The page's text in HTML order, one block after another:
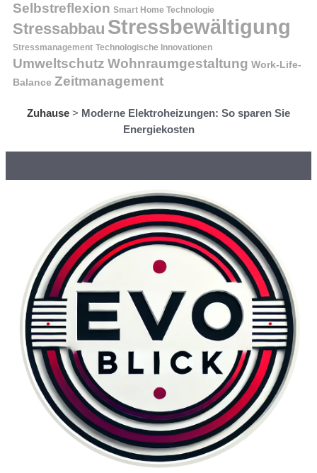
Selbstreflexion Smart Home Technologie
Stressabbau Stressbewältigung
Stressmanagement Technologische Innovationen
Umweltschutz Wohnraumgestaltung Work-Life-
Balance Zeitmanagement
Zuhause > Moderne Elektroheizungen: So sparen Sie
Energiekosten